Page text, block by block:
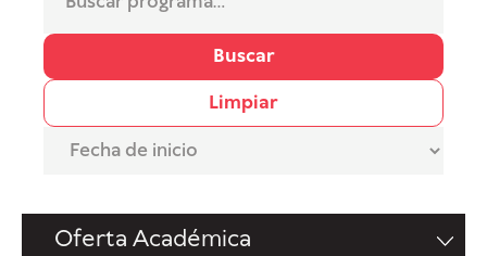
Buscar
Limpiar
Oferta Académica